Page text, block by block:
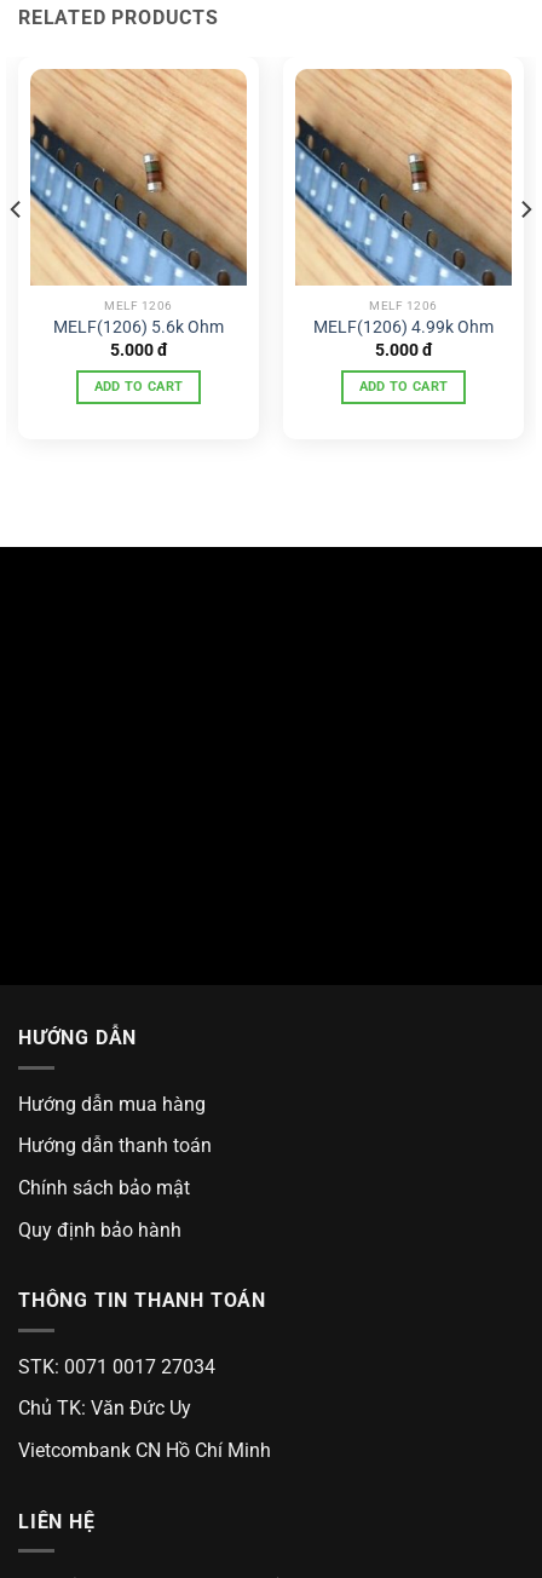
RELATED PRODUCTS
MELF 1206
MELF(1206) 5.6k Ohm
5.000đ
ADD TO CART
MELF 1206
MELF(1206) 4.99k Ohm
5.000đ
ADD TO CART
HƯỚNG DẪN
Hướng dẫn mua hàng
Hướng dẫn thanh toán
Chính sách bảo mật
Quy định bảo hành
THÔNG TIN THANH TOÁN
STK: 0071 0017 27034
Chủ TK: Văn Đức Uy
Vietcombank CN Hồ Chí Minh
LIÊN HỆ